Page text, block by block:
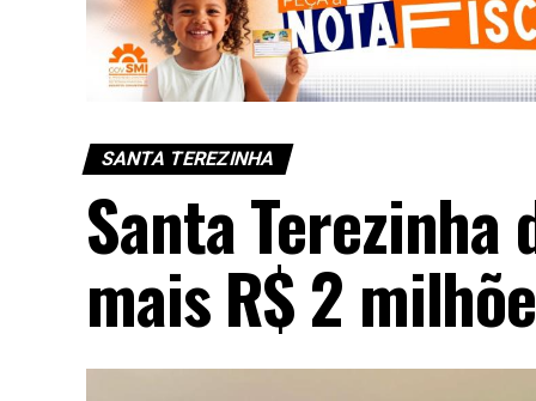
SANTA TEREZINHA
Santa
mais R$ 2